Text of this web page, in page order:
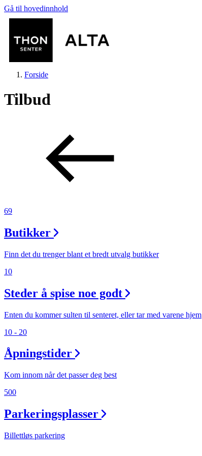
Gå til hovedinnhold
Butikker
Mat og drikke
Aktiviteter
Inspirasjon
Søk
Åpningstider
Forside
Tilbud
69
Butikker
Finn det du trenger blant et bredt utvalg butikker
10
Steder å spise noe godt
Enten du kommer sulten til senteret, eller tar med varene hjem
10 - 20
Åpningstider
Kom innom når det passer deg best
500
Parkeringsplasser
Billettløs parkering